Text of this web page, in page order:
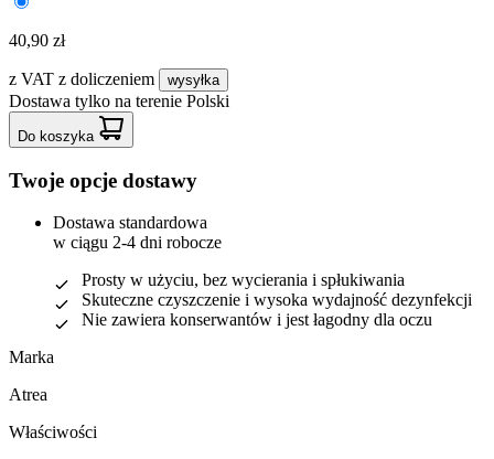
40,90 zł
z VAT z doliczeniem wysyłka
Dostawa tylko na terenie Polski
Do koszyka
Twoje opcje dostawy
Dostawa standardowa
w ciągu 2-4 dni robocze
Prosty w użyciu, bez wycierania i spłukiwania
Skuteczne czyszczenie i wysoka wydajność dezynfekcji
Nie zawiera konserwantów i jest łagodny dla oczu
Marka
Atrea
Właściwości